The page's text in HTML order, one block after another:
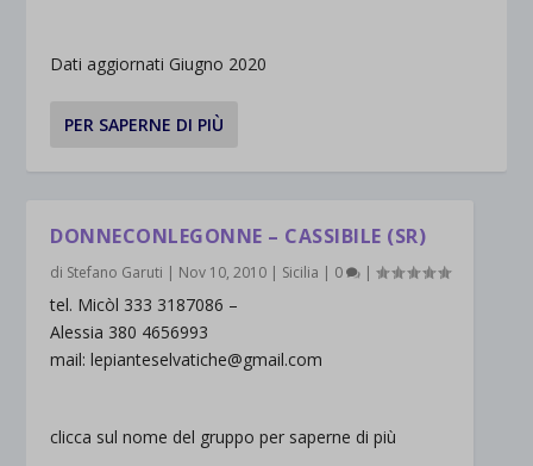
Dati aggiornati Giugno 2020
PER SAPERNE DI PIÙ
DONNECONLEGONNE – CASSIBILE (SR)
di Stefano Garuti | Nov 10, 2010 | Sicilia | 0 |
tel. Micòl 333 3187086 –
Alessia 380 4656993
mail: lepianteselvatiche@gmail.com
clicca sul nome del gruppo per saperne di più
wp-settings-time-*
_ga
_ga_*
Questa categoria include tutti i cookie, i domini e i servizi che non
esplicitamente categorizzati.
et-saved-post*
wpc*